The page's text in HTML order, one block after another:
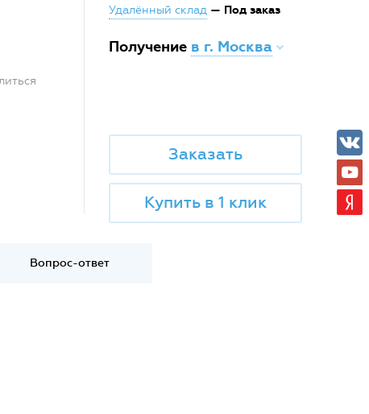
Удалённый склад — Под заказ
Получение в г. Москва
Заказать
Купить в 1 клик
Вопрос-ответ